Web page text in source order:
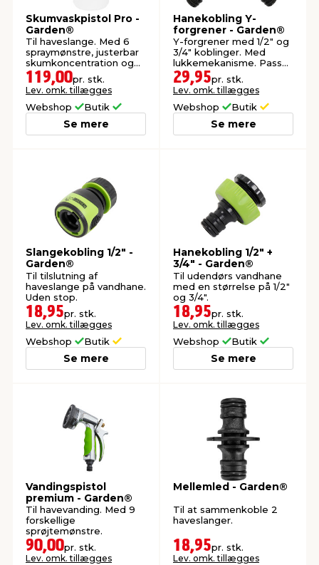
Skumvaskpistol Pro -
Garden®
Til haveslange. Med 6
spraymønstre, justerbar
skumkoncentration og
tommelfingerkontrol.
119,00pr. stk.
Lev. omk. tillægges
Webshop Butik
Se mere
Hanekobling Y-
forgrener - Garden®
Y-forgrener med 1/2" og
3/4" koblinger. Med
lukkemekanisme. Passer
til andre fabrikater.
29,95pr. stk.
Lev. omk. tillægges
Webshop Butik
Se mere
Slangekobling 1/2" -
Garden®
Til tilslutning af
haveslange på vandhane.
Uden stop.
18,95pr. stk.
Lev. omk. tillægges
Webshop Butik
Se mere
Hanekobling 1/2" +
3/4" - Garden®
Til udendørs vandhane
med en størrelse på 1/2"
og 3/4".
18,95pr. stk.
Lev. omk. tillægges
Webshop Butik
Se mere
Vandingspistol
premium - Garden®
Til havevanding. Med 9
forskellige
sprøjtemønstre.
90,00pr. stk.
Lev. omk. tillægges
Mellemled - Garden®
Til at sammenkoble 2
haveslanger.
18,95pr. stk.
Lev. omk. tillægges